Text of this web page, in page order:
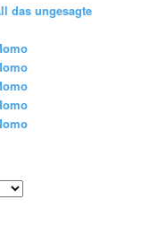
das ungesagte